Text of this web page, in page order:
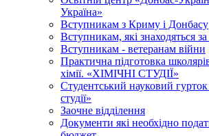
Україна»
Вступникам з Криму і Донбасу
Вступникам, які знаходяться
Вступникам - ветеранам війни
Практична підготовка
хімії. «ХІМІЧНІ СТУДІЇ»
Студентський науковий
студії»
Заочне відділення
Документи які необхідно